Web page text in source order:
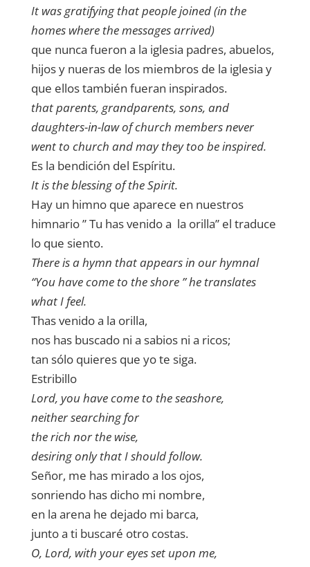
It was gratifying that people joined (in the
homes where the messages arrived)
que nunca fueron a la iglesia padres, abuelos,
hijos y nueras de los miembros de la iglesia y
que ellos también fueran inspirados.
that parents, grandparents, sons, and
daughters-in-law of church members never
went to church and may they too be inspired.
Es la bendición del Espíritu.
It is the blessing of the Spirit.
Hay un himno que aparece en nuestros
himnario ” Tu has venido a la orilla” el traduce
lo que siento.
There is a hymn that appears in our hymnal
“You have cometo the shore ” he translates
what I feel.
Thas venido a la orilla,
nos has buscado ni a sabios ni a ricos;
tan sólo quieres que yo te siga.
Estribillo
Lord, you have come to the seashore,
neither searching for
the rich nor the wise,
desiring only that I should follow.
Señor, me has mirado a los ojos,
sonriendo has dicho mi nombre,
en la arena he dejado mi barca,
junto a ti buscaré otro costas.
O, Lord, with your eyes set upon me,